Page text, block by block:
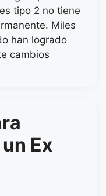
tipo 2 no tiene
Miles
han logrado
cambios
Ex